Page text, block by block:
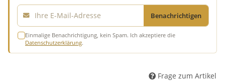
E-Mail
Benachrichtigen
Einmalige Benachrichtigung, kein Spam. Ich akzeptiere die
Datenschutzerklärung.
Frage zum Artikel